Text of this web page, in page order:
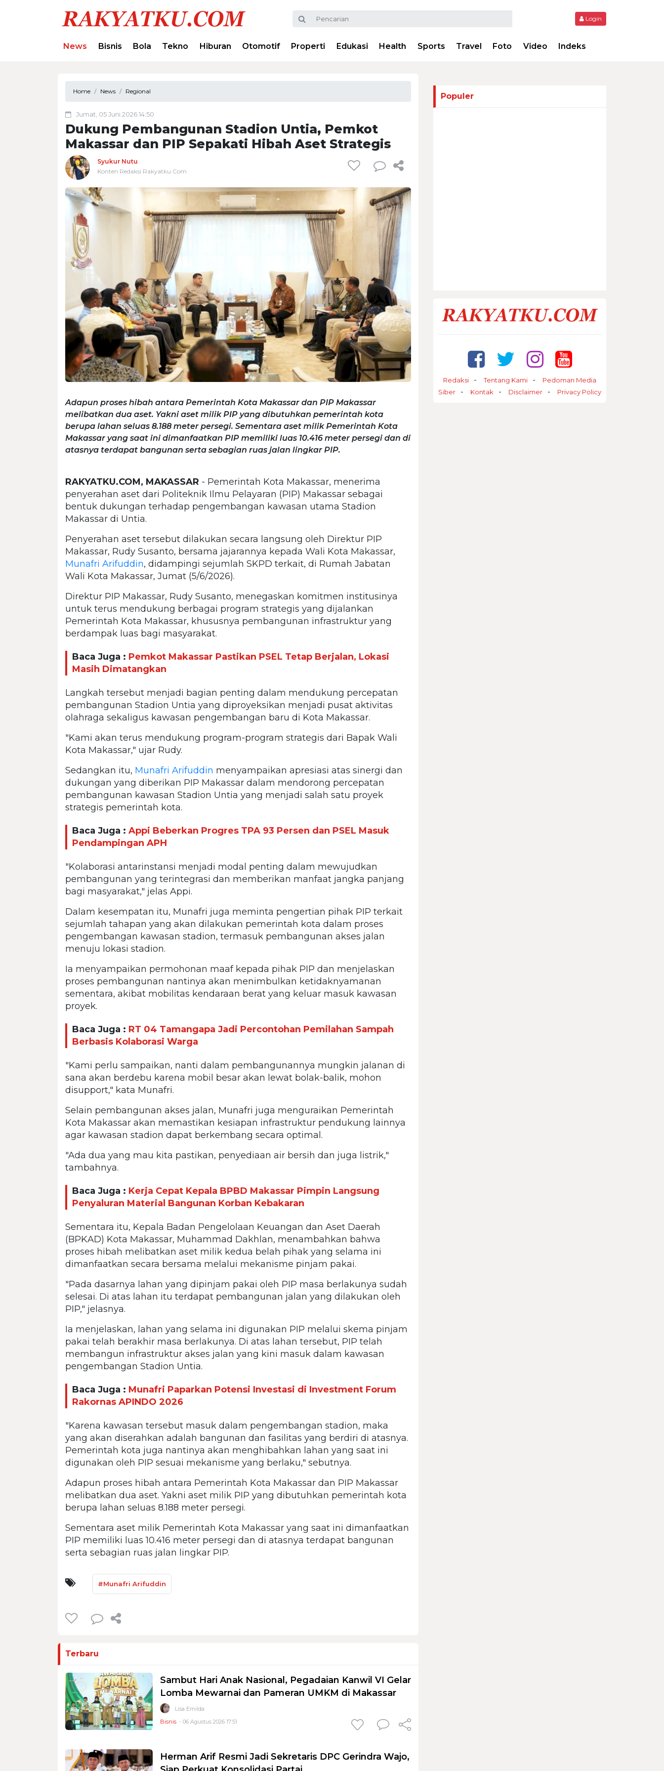
Login
News Bisnis Bola Tekno Hiburan Otomotif Properti Edukasi Health Sports Travel Foto Video Indeks
Home News Regional
Jumat, 05 Juni 2026 14:50
Dukung Pembangunan Stadion Untia, Pemkot
Makassar dan PIP Sepakati Hibah Aset Strategis
Syukur Nutu
Konten Redaksi Rakyatku.Com
Adapun proses hibah antara Pemerintah Kota Makassar dan PIP Makassar
melibatkan dua aset. Yakni aset milik PIP yang dibutuhkan pemerintah kota
berupa lahan seluas 8.188 meter persegi. Sementara aset milik Pemerintah Kota
Makassar yang saat ini dimanfaatkan PIP memiliki luas 10.416 meter persegi dan di
atasnya terdapat bangunan serta sebagian ruas jalan lingkar PIP.
RAKYATKU.COM, MAKASSAR - Pemerintah Kota Makassar, menerima
penyerahan aset dari Politeknik Ilmu Pelayaran (PIP) Makassar sebagai
bentuk dukungan terhadap pengembangan kawasan utama Stadion
Makassar di Untia.
Penyerahan aset tersebut dilakukan secara langsung oleh Direktur PIP
Makassar, Rudy Susanto, bersama jajarannya kepada Wali Kota Makassar,
Munafri Arifuddin, didampingi sejumlah SKPD terkait, di Rumah Jabatan
Wali Kota Makassar, Jumat (5/6/2026).
Direktur PIP Makassar, Rudy Susanto, menegaskan komitmen institusinya
untuk terus mendukung berbagai program strategis yang dijalankan
Pemerintah Kota Makassar, khususnya pembangunan infrastruktur yang
berdampak luas bagi masyarakat.
Baca Juga : Pemkot Makassar Pastikan PSEL Tetap Berjalan, Lokasi
Masih Dimatangkan
Langkah tersebut menjadi bagian penting dalam mendukung percepatan
pembangunan Stadion Untia yang diproyeksikan menjadi pusat aktivitas
olahraga sekaligus kawasan pengembangan baru di Kota Makassar.
"Kami akan terus mendukung program-program strategis dari Bapak Wali
Kota Makassar," ujar Rudy.
Sedangkan itu, Munafri Arifuddin menyampaikan apresiasi atas sinergi dan
dukungan yang diberikan PIP Makassar dalam mendorong percepatan
pembangunan kawasan Stadion Untia yang menjadi salah satu proyek
strategis pemerintah kota.
Baca Juga : Appi Beberkan Progres TPA 93 Persen dan PSEL Masuk
Pendampingan APH
"Kolaborasi antarinstansi menjadi modal penting dalam mewujudkan
pembangunan yang terintegrasi dan memberikan manfaat jangka panjang
bagi masyarakat," jelas Appi.
Dalam kesempatan itu, Munafri juga meminta pengertian pihak PIP terkait
sejumlah tahapan yang akan dilakukan pemerintah kota dalam proses
pengembangan kawasan stadion, termasuk pembangunan akses jalan
menuju lokasi stadion.
Ia menyampaikan permohonan maaf kepada pihak PIP dan menjelaskan
proses pembangunan nantinya akan menimbulkan ketidaknyamanan
sementara, akibat mobilitas kendaraan berat yang keluar masuk kawasan
proyek.
Baca Juga : RT 04 Tamangapa Jadi Percontohan Pemilahan Sampah
Berbasis Kolaborasi Warga
"Kami perlu sampaikan, nanti dalam pembangunannya mungkin jalanan di
sana akan berdebu karena mobil besar akan lewat bolak-balik, mohon
disupport," kata Munafri.
Selain pembangunan akses jalan, Munafri juga menguraikan Pemerintah
Kota Makassar akan memastikan kesiapan infrastruktur pendukung lainnya
agar kawasan stadion dapat berkembang secara optimal.
"Ada dua yang mau kita pastikan, penyediaan air bersih dan juga listrik,"
tambahnya.
Baca Juga : Kerja Cepat Kepala BPBD Makassar Pimpin Langsung
Penyaluran Material Bangunan Korban Kebakaran
Sementara itu, Kepala Badan Pengelolaan Keuangan dan Aset Daerah
(BPKAD) Kota Makassar, Muhammad Dakhlan, menambahkan bahwa
proses hibah melibatkan aset milik kedua belah pihak yang selama ini
dimanfaatkan secara bersama melalui mekanisme pinjam pakai.
"Pada dasarnya lahan yang dipinjam pakai oleh PIP masa berlakunya sudah
selesai. Di atas lahan itu terdapat pembangunan jalan yang dilakukan oleh
PIP," jelasnya.
Ia menjelaskan, lahan yang selama ini digunakan PIP melalui skema pinjam
pakai telah berakhir masa berlakunya. Di atas lahan tersebut, PIP telah
membangun infrastruktur akses jalan yang kini masuk dalam kawasan
pengembangan Stadion Untia.
Baca Juga : Munafri Paparkan Potensi Investasi di Investment Forum
Rakornas APINDO 2026
"Karena kawasan tersebut masuk dalam pengembangan stadion, maka
yang akan diserahkan adalah bangunan dan fasilitas yang berdiri di atasnya.
Pemerintah kota juga nantinya akan menghibahkan lahan yang saat ini
digunakan oleh PIP sesuai mekanisme yang berlaku," sebutnya.
Adapun proses hibah antara Pemerintah Kota Makassar dan PIP Makassar
melibatkan dua aset. Yakni aset milik PIP yang dibutuhkan pemerintah kota
berupa lahan seluas 8.188 meter persegi.
Sementara aset milik Pemerintah Kota Makassar yang saat ini dimanfaatkan
PIP memiliki luas 10.416 meter persegi dan di atasnya terdapat bangunan
serta sebagian ruas jalan lingkar PIP.
#Munafri Arifuddin
Terbaru
Sambut Hari Anak Nasional, Pegadaian Kanwil VI Gelar
Lomba Mewarnai dan Pameran UMKM di Makassar
Lisa Emilda
Bisnis - 06 Agustus 2026 17:51
Herman Arif Resmi Jadi Sekretaris DPC Gerindra Wajo,
Populer
Redaksi Tentang Kami
Pedoman Media
Siber
Kontak Disclaimer Privacy Policy